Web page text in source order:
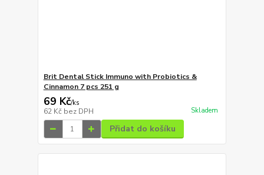
Brit Dental Stick Immuno with Probiotics &
Cinnamon 7 pcs 251 g
69 Kč/ks
62 Kč bez DPH Skladem
Přidat do košíku